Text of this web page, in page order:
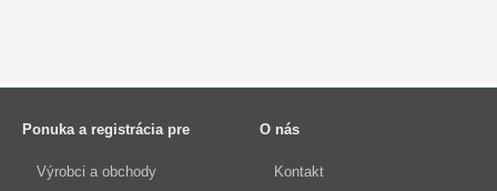
Ponuka a registrácia pre
Výrobci a obchody
O nás
Kontakt